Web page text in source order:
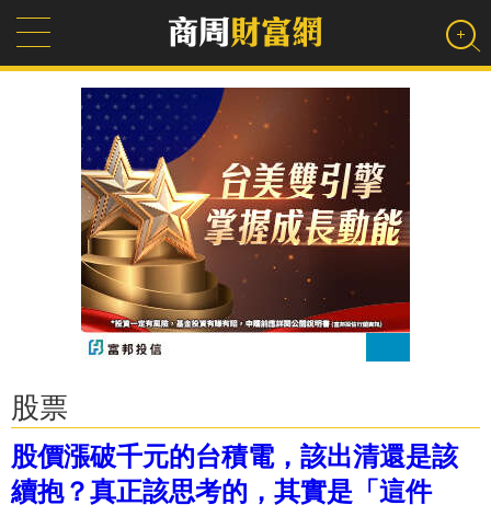
股票
股價漲破千元的台積電，該出清還是該
續抱？真正該思考的，其實是「這件